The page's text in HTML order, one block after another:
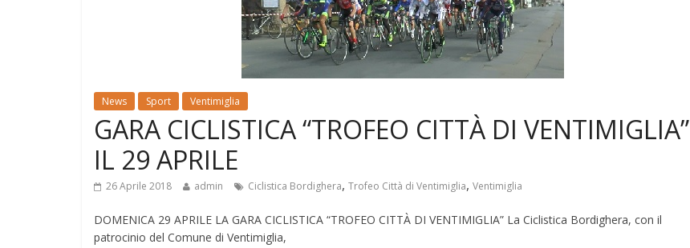
News Sport Ventimiglia
GARA CICLISTICA “TROFEO CITTÀ DI VENTIMIGLIA”
IL 29 APRILE
26 Aprile 2018 admin Ciclistica Bordighera, Trofeo Città di Ventimiglia, Ventimiglia
DOMENICA 29 APRILE LA GARA CICLISTICA “TROFEO CITTÀ DI VENTIMIGLIA” La Ciclistica Bordighera, con il
patrocinio del Comune di Ventimiglia,